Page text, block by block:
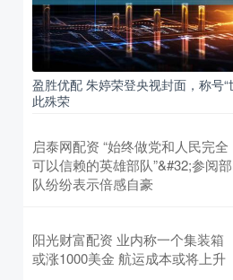
盈胜优配 朱婷荣登央视封面，称号“
此殊荣
启泰网配资 “始终做党和人民完全
可以信赖的英雄部队”&#32;参阅部
队纷纷表示倍感自豪
阳光财富配资 业内称一个集装箱
或涨1000美金 航运成本或将上升